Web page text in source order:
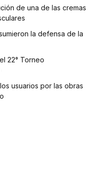
de una de las cremas
la defensa de la
22° Torneo
usuarios por las obras